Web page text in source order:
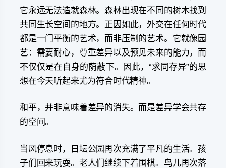
它永远无法造就森林。森林出现在不同的树木找到
共同生长空间的地方。正因如此，外交在任何时代
都是一门平衡的艺术，而非压制的艺术。它就像园
艺：需要耐心，尊重差异以及预见未来的能力，而
不仅仅是在自身的荫蔽下。因此，“求同存异”的思
想在今天听起来尤为符合时代精神。
和平，并非意味着差异的消失。而是差异学会共存
的空间。
当风停息时，日坛公园再次充满了平凡的生活。孩
子们回来玩耍。老人们继续下着围棋。鸟儿再次落